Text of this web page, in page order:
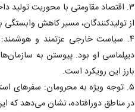
۳. اقتصاد مقاومتی با محوریت تولید
از تولیدکنندگان، مسیر کاهش
۴. سیاست خارجی عزتمند و
دیپلماسی او بود. پیوستن به
بارز این رویکرد است.
۵. توجه ویژه به محرومان: سفرهای
در مناطق دورافتاده، نشان می‌دهد که